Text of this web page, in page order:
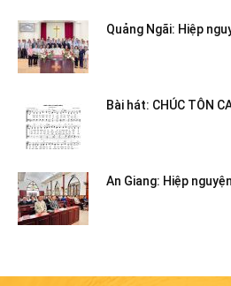
Quảng Ngãi: Hiệp
Bài hát: CHÚC TÔN
An Giang: Hiệp